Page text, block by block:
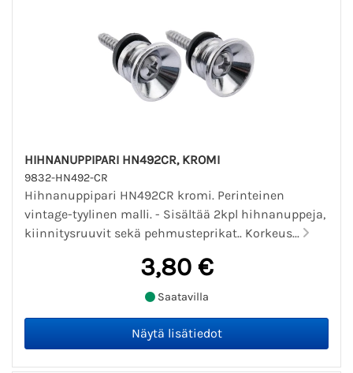
HIHNANUPPIPARI HN492CR, KROMI
9832-HN492-CR
Hihnanuppipari HN492CR kromi. Perinteinen
vintage-tyylinen malli. - Sisältää 2kpl hihnanuppeja,
kiinnitysruuvit sekä pehmusteprikat.. Korkeus...
3,80 €
Saatavilla